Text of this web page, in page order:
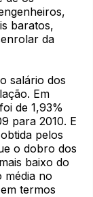
baratos,
da
salário dos
Em
de 1,93%
para 2010. E
pelos
o dobro dos
baixo do
média no
termos